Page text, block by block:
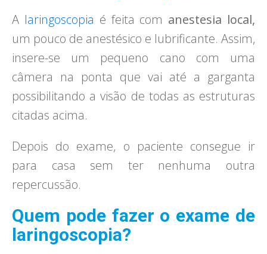
A laringoscopia é feita com anestesia local,
um pouco de anestésico e lubrificante. Assim,
insere-se um pequeno cano com uma
câmera na ponta que vai até a garganta
possibilitando a visão de todas as estruturas
citadas acima.
Depois do exame, o paciente consegue ir
para casa sem ter nenhuma outra
repercussão.
Quem pode fazer o exame de
laringoscopia?